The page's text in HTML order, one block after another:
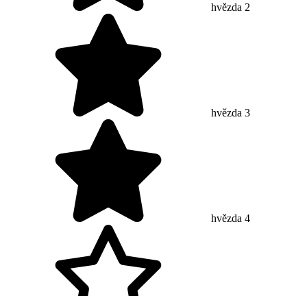
hvězda 2
hvězda 3
hvězda 4